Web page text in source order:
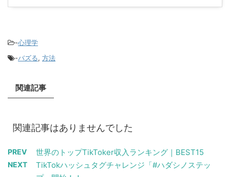
-心理学
-バズる, 方法
関連記事
関連記事はありませんでした
PREV 世界のトップTikToker収入ランキング｜BEST15
NEXT
TikTokハッシュタグチャレンジ「#ハダシノステッ